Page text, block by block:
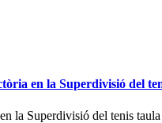
en la Superdivisió del
la Superdivisió del tenis